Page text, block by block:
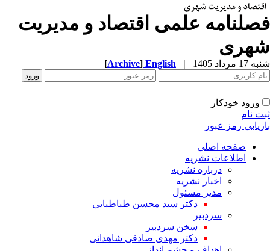
علمی اقتصاد و مدیریت
مرداد 1405 |
English
[Archive]
ورود خودکار
نام
رمز عبور
صفحه اصلی
اطلاعات نشریه
درباره نشریه
اخبار نشریه
مدیر مسئول
دکتر سید محسن طباطبایی
سردبیر
سخن سردبیر
دکتر مهدی صادقی شاهدانی